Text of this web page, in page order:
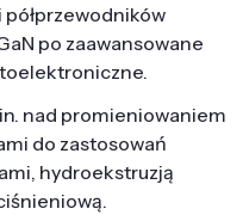
po zaawansowane
nad promieniowaniem
do zastosowań
hydroekstruzją